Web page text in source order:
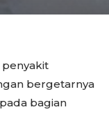
bergetarnya
bagian